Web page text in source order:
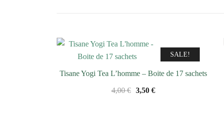
SALE!
Tisane Yogi Tea L’homme – Boite de 17 sachets
4,00€
Le
3,50 €Le